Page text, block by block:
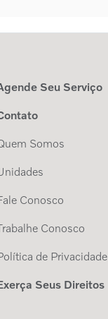
Seu Serviço
Somos
Conosco
Conosco
de Privacidade
Seus Direitos